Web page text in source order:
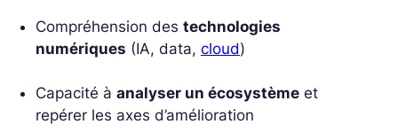
Compréhension des technologies
numériques (IA, data, cloud)
Capacité à analyser un écosystème et
repérer les axes d’amélioration